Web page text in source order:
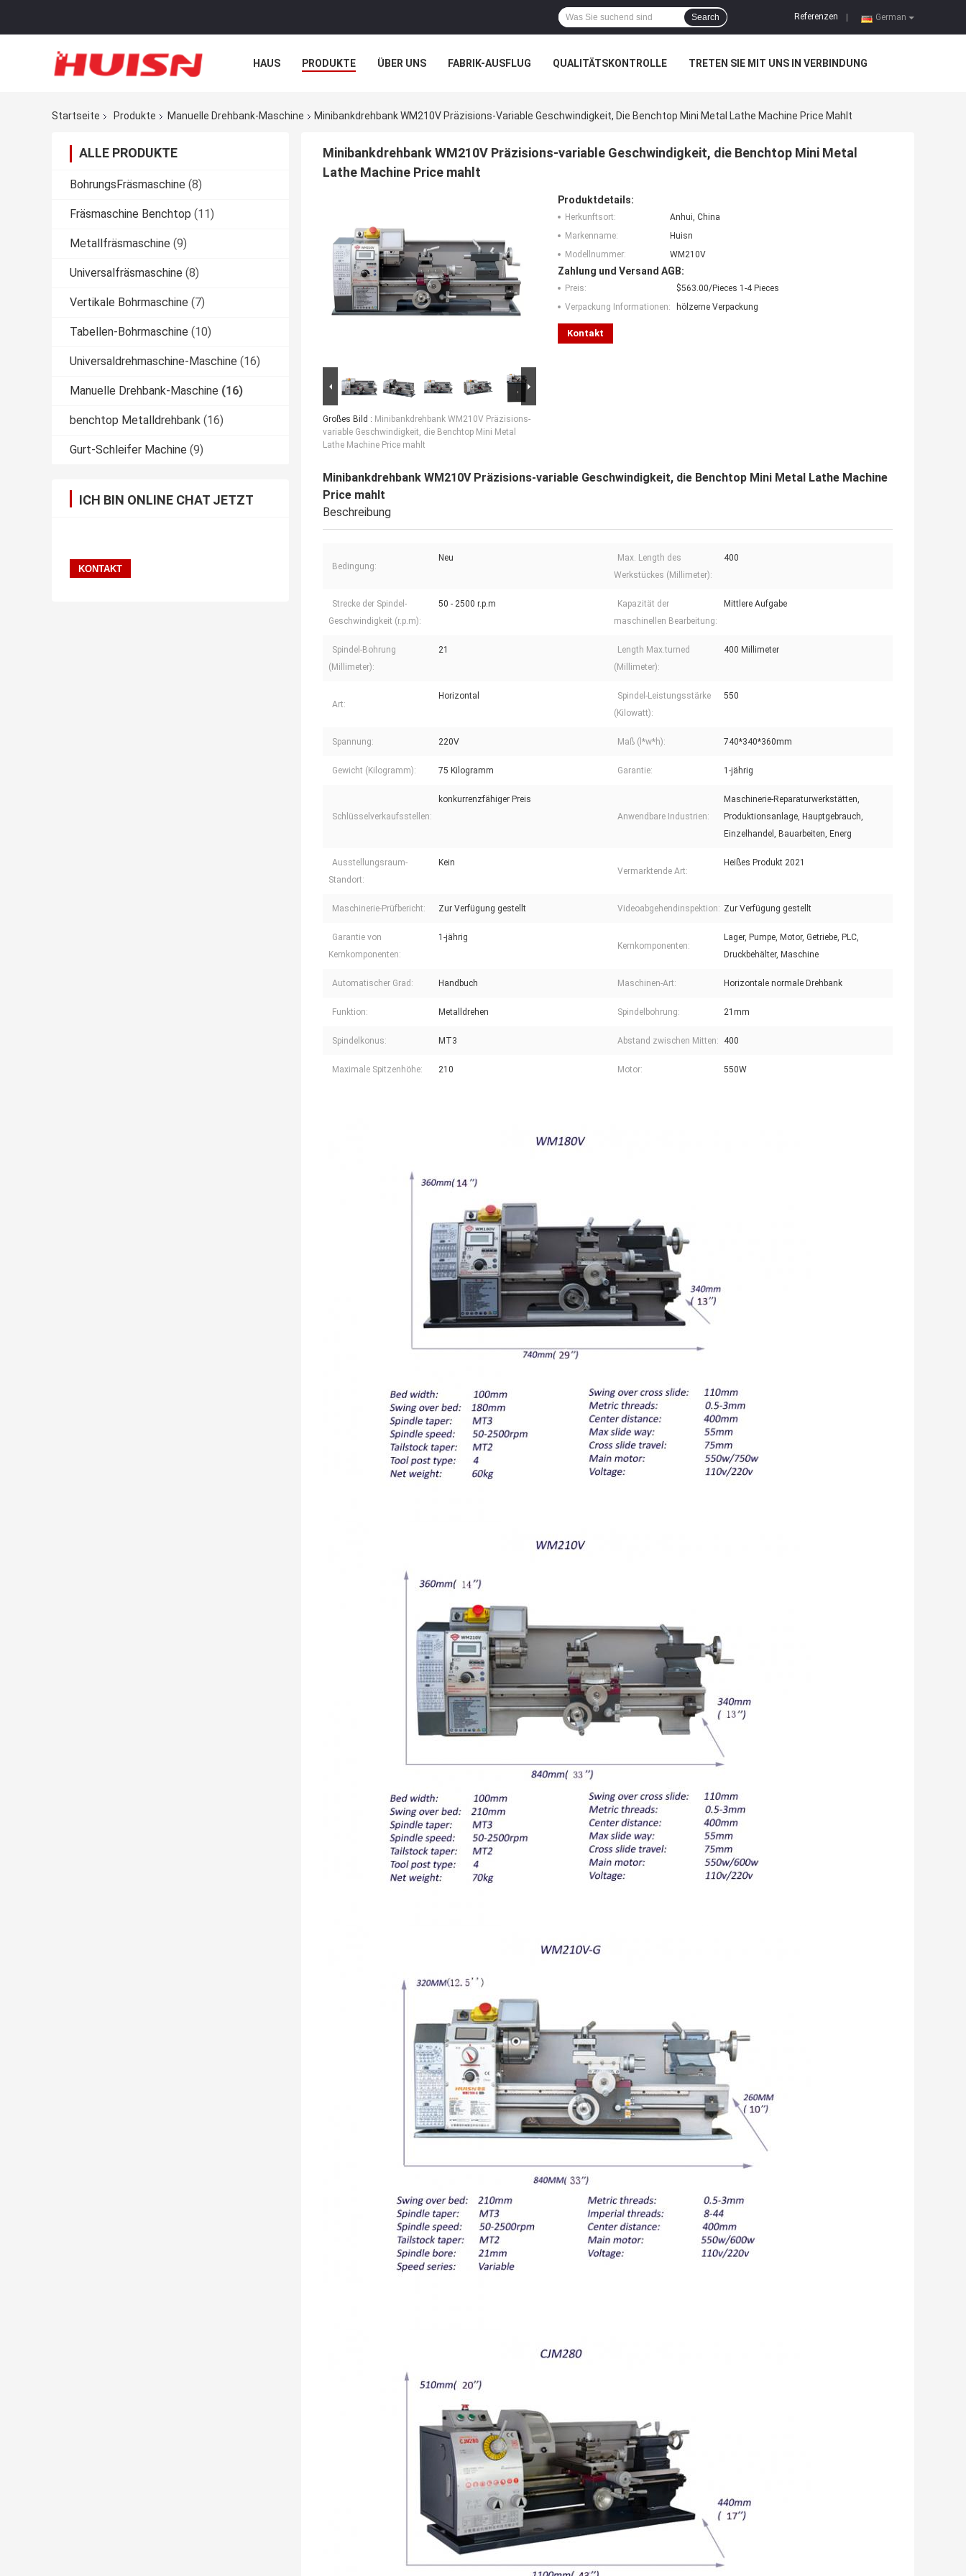
German
Referenzen
Search
HAUS PRODUKTE ÜBER UNS FABRIK-AUSFLUG QUALITÄTSKONTROLLE TRETEN SIE MIT UNS IN VERBINDUNG
Startseite
Produkte Manuelle Drehbank-Maschine Minibankdrehbank WM210V Präzisions-Variable Geschwindigkeit, Die Benchtop Mini Metal Lathe Machine Price Mahlt
ALLE PRODUKTE
BohrungsFräsmaschine (8)
Fräsmaschine Benchtop (11)
Metallfräsmaschine (9)
Universalfräsmaschine (8)
Vertikale Bohrmaschine (7)
Tabellen-Bohrmaschine (10)
Universaldrehmaschine-Maschine (16)
Manuelle Drehbank-Maschine (16)
benchtop Metalldrehbank (16)
Gurt-Schleifer Machine (9)
ICH BIN ONLINE CHAT JETZT
Minibankdrehbank WM210V Präzisions-variable Geschwindigkeit, die Benchtop Mini Metal
Lathe Machine Price mahlt
Großes Bild : Minibankdrehbank WM210V Präzisions-
variable Geschwindigkeit, die Benchtop Mini Metal
Lathe Machine Price mahlt
Produktdetails:
Herkunftsort:
Anhui, China
Markenname:
Huisn
Modellnummer:
WM210V
Zahlung und Versand AGB:
Preis:
$563.00/Pieces 1-4 Pieces
Verpackung Informationen:
hölzerne Verpackung
Kontakt
Minibankdrehbank WM210V Präzisions-variable Geschwindigkeit, die Benchtop Mini Metal Lathe Machine
Price mahlt
Beschreibung
Bedingung:
Neu
Max. Length des
Werkstückes (Millimeter):
400
Strecke der Spindel-
Geschwindigkeit (r.p.m):
50 - 2500 r.p.m
Kapazität der
maschinellen Bearbeitung:
Mittlere Aufgabe
Spindel-Bohrung
(Millimeter):
21
Length Max.turned
(Millimeter):
400 Millimeter
Art:
Horizontal
Spindel-Leistungsstärke
(Kilowatt):
550
Spannung: 220V Maß (l*w*h): 740*340*360mm
Gewicht (Kilogramm): 75 Kilogramm Garantie: 1-jährig
Schlüsselverkaufsstellen:
konkurrenzfähiger Preis
Anwendbare Industrien:
Maschinerie-Reparaturwerkstätten,
Produktionsanlage, Hauptgebrauch,
Einzelhandel, Bauarbeiten, Energ
Ausstellungsraum-
Standort:
Kein
Vermarktende Art:
Heißes Produkt 2021
Maschinerie-Prüfbericht: Zur Verfügung gestellt Videoabgehendinspektion: Zur Verfügung gestellt
Garantie von
Kernkomponenten:
1-jährig
Kernkomponenten:
Lager, Pumpe, Motor, Getriebe, PLC,
Druckbehälter, Maschine
Automatischer Grad: Handbuch Maschinen-Art: Horizontale normale Drehbank
Funktion: Metalldrehen Spindelbohrung: 21mm
Spindelkonus: MT3 Abstand zwischen Mitten: 400
Maximale Spitzenhöhe: 210 Motor: 550W